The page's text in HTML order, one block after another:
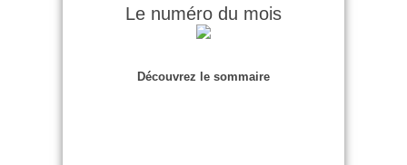
Le numéro du mois
Découvrez le sommaire